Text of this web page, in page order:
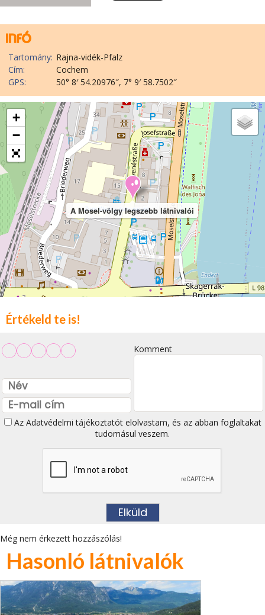
Tartomány: Rajna-vidék-Pfalz
Cím:
Cochem
GPS:
50° 8′ 54.20976″, 7° 9′ 58.7502″
A Mosel-völgy legszebb látnivalói
+
−
Értékeld te is!
Komment
Az Adatvédelmi tájékoztatótelolvastam, és az abban foglaltakat
tudomásul veszem.
Még nem érkezett hozzászólás!
Hasonló látnivalók